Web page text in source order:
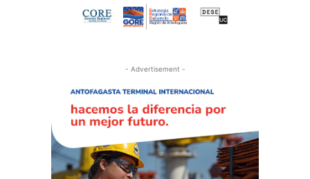
- Advertisement -